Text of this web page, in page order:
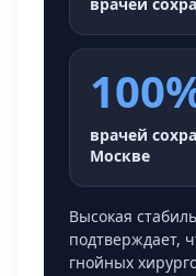
врачей
Москве
Высокая
подтверждает,
гнойных